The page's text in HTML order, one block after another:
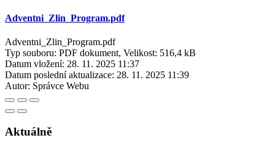
Adventni_Zlin_Program.pdf
Adventni_Zlin_Program.pdf
Typ souboru: PDF dokument, Velikost: 516,4 kB
Datum vložení: 28. 11. 2025 11:37
Datum poslední aktualizace: 28. 11. 2025 11:39
Autor: Správce Webu
Aktuálně